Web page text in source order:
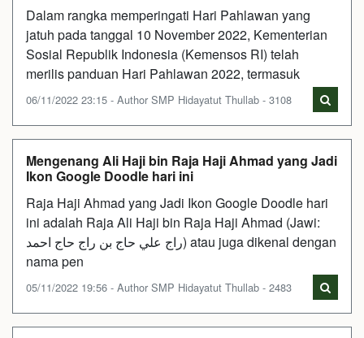
Dalam rangka memperingati Hari Pahlawan yang
jatuh pada tanggal 10 November 2022, Kementerian
Sosial Republik Indonesia (Kemensos RI) telah
merilis panduan Hari Pahlawan 2022, termasuk
06/11/2022 23:15 - Author SMP Hidayatut Thullab - 3108
Mengenang Ali Haji bin Raja Haji Ahmad yang Jadi
Ikon Google Doodle hari ini
Raja Haji Ahmad yang Jadi Ikon Google Doodle hari
ini adalah Raja Ali Haji bin Raja Haji Ahmad (Jawi:
راج علي حاج بن راج حاج احمد) atau juga dikenal dengan
nama pen
05/11/2022 19:56 - Author SMP Hidayatut Thullab - 2483